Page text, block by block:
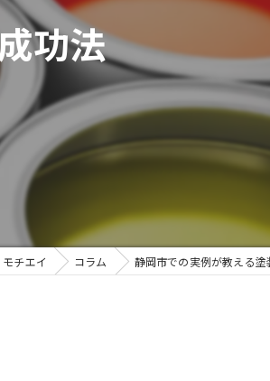
功法
チエイ コラム 静岡市での実例が教える